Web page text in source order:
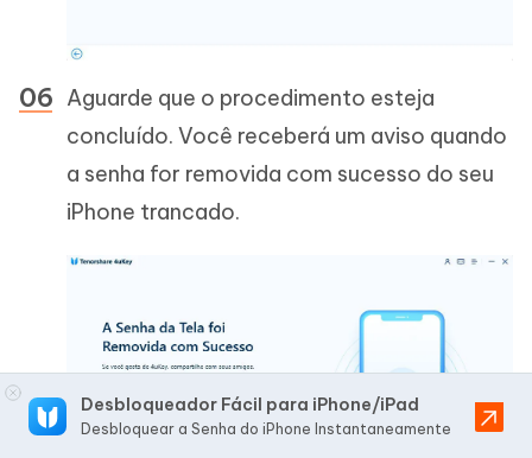
Aguarde que o procedimento esteja
concluído. Você receberá um aviso quando
a senha for removida com sucesso do seu
iPhone trancado.
Desbloqueador Fácil para iPhone/iPad
Desbloquear a Senha do iPhone Instantaneamente